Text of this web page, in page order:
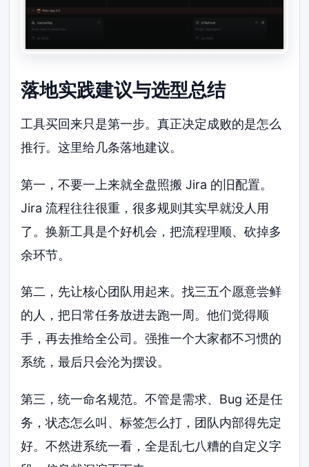
落地实践建议与选型总结
工具买回来只是第一步。真正决定成败的是怎么
推行。这里给几条落地建议。
第一，不要一上来就全盘照搬 Jira 的旧配置。
Jira 流程往往很重，很多规则其实早就没人用
了。换新工具是个好机会，把流程理顺、砍掉多
余环节。
第二，先让核心团队用起来。找三五个愿意尝鲜
的人，把日常任务放进去跑一周。他们觉得顺
手，再去推给全公司。强推一个大家都不习惯的
系统，最后只会沦为摆设。
第三，统一命名规范。不管是需求、Bug 还是任
务，状态怎么叫、标签怎么打，团队内部得先定
好。不然进系统一看，全是乱七八糟的自定义字